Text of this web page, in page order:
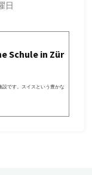
日
Schule in Zür
設です。スイスという豊かな